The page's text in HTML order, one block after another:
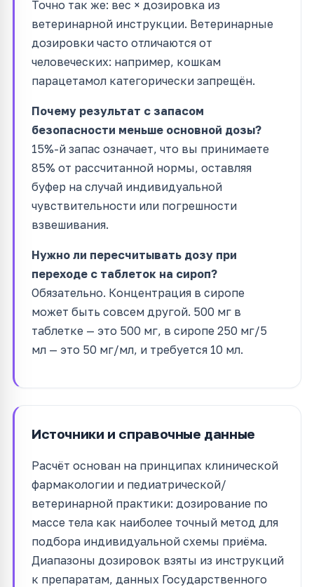
Точно так же: вес × дозировка из
ветеринарной инструкции. Ветеринарные
дозировки часто отличаются от
человеческих: например, кошкам
парацетамол категорически запрещён.
Почему результат с запасом
безопасности меньше основной дозы?
15%-й запас означает, что вы принимаете
85% от рассчитанной нормы, оставляя
буфер на случай индивидуальной
чувствительности или погрешности
взвешивания.
Нужно ли пересчитывать дозу при
переходе с таблеток на сироп?
Обязательно. Концентрация в сиропе
может быть совсем другой. 500 мг в
таблетке — это 500 мг, в сиропе 250 мг/5
мл — это 50 мг/мл, и требуется 10 мл.
Источники и справочные данные
Расчёт основан на принципах клинической
фармакологии и педиатрической/
ветеринарной практики: дозирование по
массе тела как наиболее точный метод для
подбора индивидуальной схемы приёма.
Диапазоны дозировок взяты из инструкций
к препаратам, данных Государственного